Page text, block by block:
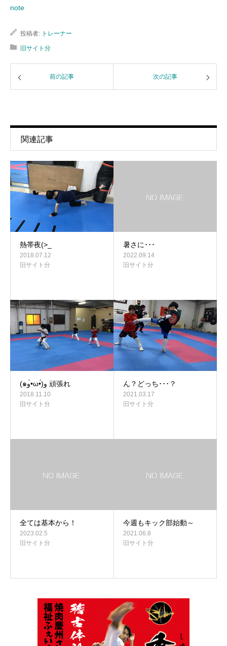
note
投稿者: トレーナー
旧サイト分
前の記事 次の記事
関連記事
熱帯夜(>_
2018.07.12
旧サイト分
暑さに･･･
2022.09.14
旧サイト分
(๑و•̀ω•́)و 頑張れ
2018.11.10
旧サイト分
ん？どっち･･･？
2021.03.17
旧サイト分
全ては基本から！
2023.02.5
旧サイト分
今週もキック部始動～
2021.06.8
旧サイト分